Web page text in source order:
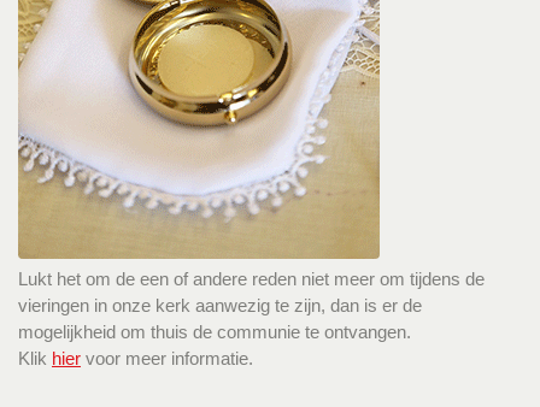
Lukt het om de een of andere reden niet meer om tijdens de
vieringen in onze kerk aanwezig te zijn, dan is er de
mogelijkheid om thuis de communie te ontvangen.
Klik hier voor meer informatie.